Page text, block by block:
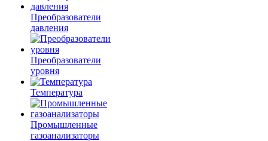
Преобразователи
давления
Преобразователи
уровня
Температура
Промышленные
газоанализаторы